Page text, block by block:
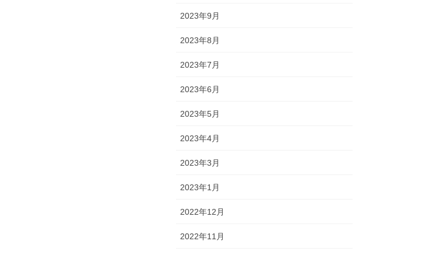
2023年9月
2023年8月
2023年7月
2023年6月
2023年5月
2023年4月
2023年3月
2023年1月
2022年12月
2022年11月